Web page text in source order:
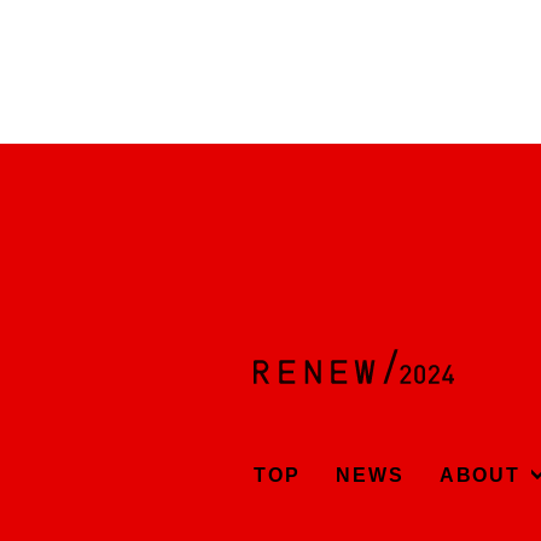
TOP NEWS ABOUT